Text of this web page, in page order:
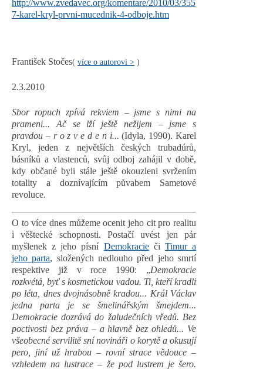
http://www.zvedavec.org/komentare/2010/03/355
7-karel-kryl-prvni-mucednik-4-odboje.htm
František Stočes( více o autorovi > )
2.3.2010
Sbor ropuch zpívá rekviem – jsme s nimi na
prameni... Ač se lží ještě nežijem – jsme s
pravdou – r o z v e d e n i... (Idyla, 1990). Karel
Kryl, jeden z největších českých trubadúrů,
básníků a vlastenců, svůj odboj zahájil v době,
kdy občané byli stále ještě okouzleni svržením
totality a doznívajícím půvabem Sametové
revoluce.
O to více dnes můžeme ocenit jeho cit pro realitu
i věštecké schopnosti. Postačí uvést jen pár
myšlenek z jeho písní DemokraciečiTimur a
jeho parta, složených nedlouho před jeho smrtí
respektive již v roce 1990: „Demokracie
rozkvétá, byť s kosmetickou vadou. Ti, kteří kradli
po léta, dnes dvojnásobně kradou... Král Václav
jedna parta je se šmelinářským šmejdem...
Demokracie dozrává do žaludečních vředů. Bez
poctivosti bez práva – a hlavně bez ohledů... Ve
všeobecné servilitě sní novináři o korytě a okusují
pero, jiní už hrabou – rovní strace vědouce –
vzhledem na lustrace – že pod lustrem je šero.